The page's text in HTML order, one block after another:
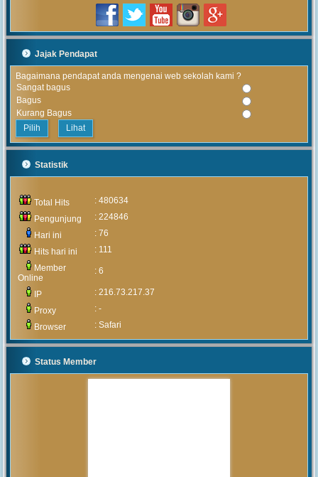
Jajak Pendapat
Bagaimana pendapat anda mengenai web sekolah kami ?
Sangat bagus
Bagus
Kurang Bagus
Lihat
Statistik
Total Hits
: 480634
Pengunjung
: 224846
Hari ini
: 76
Hits hari ini
: 111
Member
Online
: 6
IP
: 216.73.217.37
Proxy
: -
Browser
: Safari
Status Member